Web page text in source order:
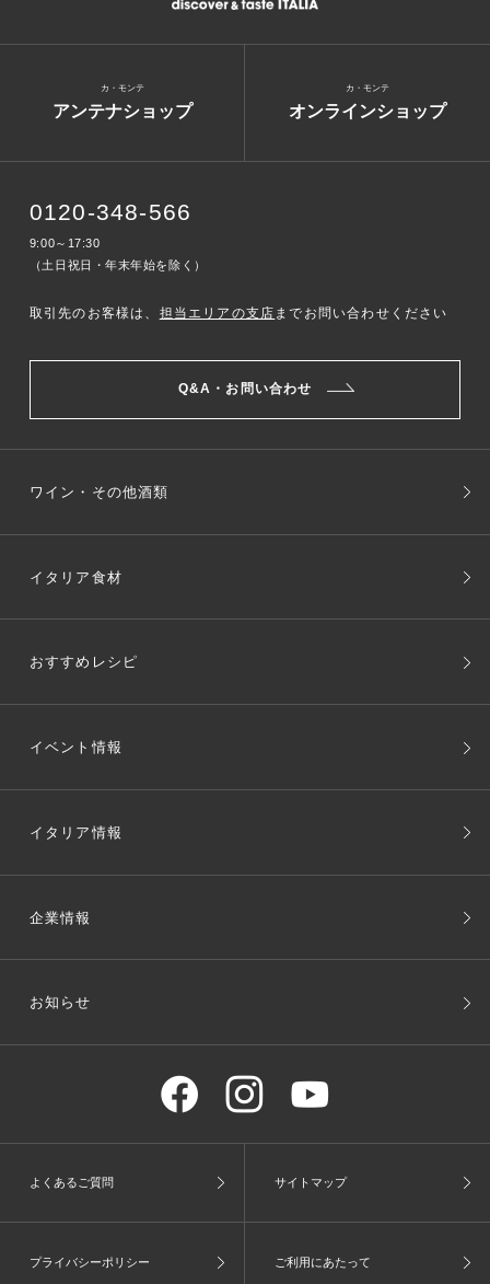
アンテナショップ
カ・モンテ
オンラインショップ
カ・モンテ
0120-348-566
9:00～17:30
（土日祝日・年末年始を除く）
取引先のお客様は、 担当エリアの支店 までお問い合わせください
Q&A・お問い合わせ
ワイン・その他酒類
イタリア食材
おすすめレシピ
イベント情報
イタリア情報
企業情報
お知らせ
よくあるご質問 サイトマップ
プライバシーポリシー ご利用にあたって